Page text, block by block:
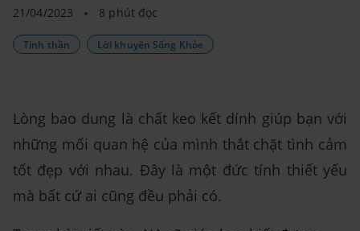
21/04/2023 8 phút đọc
Tinh thần Lời khuyên Sống Khỏe
Lòng bao dung là chất keo kết dính giúp bạn với
những mối quan hệ của mình thắt chặt tình cảm
tốt đẹp với nhau. Đây là một đức tính thiết yếu
mà bất cứ ai cũng đều phải có.